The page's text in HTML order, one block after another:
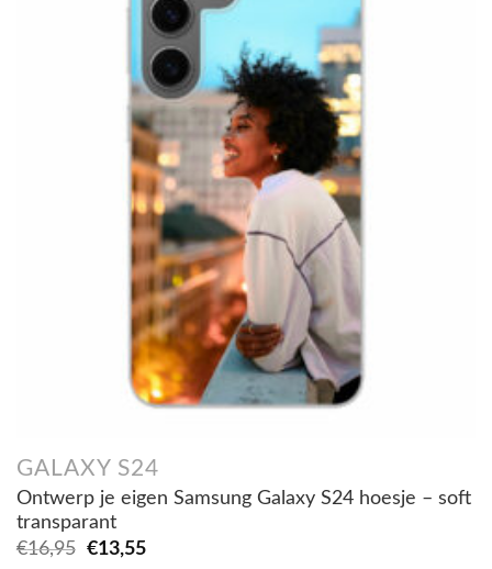
GALAXY S24
Ontwerp je eigen Samsung Galaxy S24 hoesje – soft
transparant
€16,95
Oorspronkelijke
€13,55Huidige